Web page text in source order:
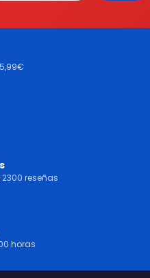
reseñas
horas